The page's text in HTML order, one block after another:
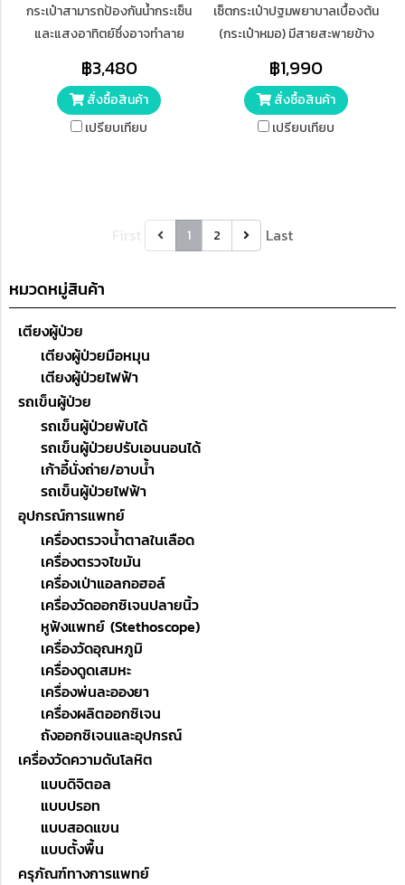
กระเป๋าสามารถป้องกันน้ำกระเซ็น
และแสงอาทิตย์ซึ่งอาจทำลาย
รายการ
฿3,480
สั่งซื้อสินค้า
เปรียบเทียบ
เซ็ตกระเป๋าปฐมพยาบาลเบื้องต้น
(กระเป๋าหมอ) มีสายสะพายข้าง
ความทนทานเนื่องจากทำด้วยไม้
เคลือบด้วยผ้า ด้านหลังมีช่องซิป
สามารถใส่ของเพิ่มเติมได้ ด้านใน
฿1,990
สั่งซื้อสินค้า
เปรียบเทียบ
1 2 Last
หมวดหมู่สินค้า
เตียงผู้ป่วย
เตียงผู้ป่วยมือหมุน
เตียงผู้ป่วยไฟฟ้า
รถเข็นผู้ป่วย
รถเข็นผู้ป่วยพับได้
รถเข็นผู้ป่วยปรับเอนนอนได้
เก้าอี้นั่งถ่าย/อาบน้ำ
รถเข็นผู้ป่วยไฟฟ้า
อุปกรณ์การแพทย์
เครื่องตรวจน้ำตาลในเลือด
เครื่องตรวจไขมัน
เครื่องเป่าแอลกอฮอล์
เครื่องวัดออกซิเจนปลายนิ้ว
หูฟังแพทย์ (Stethoscope)
เครื่องวัดอุณหภูมิ
เครื่องดูดเสมหะ
เครื่องพ่นละอองยา
เครื่องผลิตออกซิเจน
ถังออกซิเจนและอุปกรณ์
เครื่องวัดความดันโลหิต
แบบดิจิตอล
แบบปรอท
แบบสอดแขน
แบบตั้งพื้น
ครุภัณฑ์ทางการแพทย์